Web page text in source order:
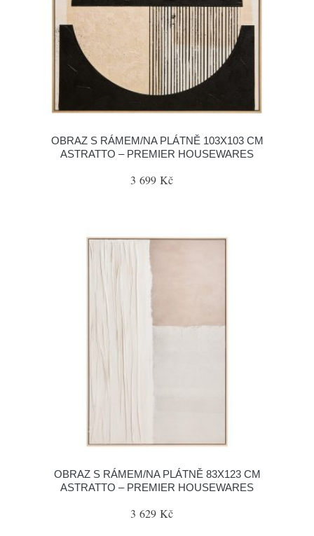
OBRAZ S RÁMEM/NA PLÁTNĚ 103X103 CM
ASTRATTO – PREMIER HOUSEWARES
3 699 Kč
OBRAZ S RÁMEM/NA PLÁTNĚ 83X123 CM
ASTRATTO – PREMIER HOUSEWARES
3 629 Kč